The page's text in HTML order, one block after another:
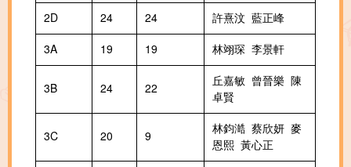
2D
24 24
許熹汶 藍正峰
3A
19 19 林翊琛 李景軒
3B 24 22
丘嘉敏 曾晉樂 陳
卓賢
3C 20 9
林鈞澔 蔡欣妍 麥
恩熙 黃心正